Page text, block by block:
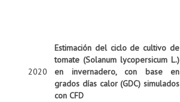
2020
Estimación del ciclo de cultivo de
tomate (Solanum lycopersicum L.)
en invernadero, con base en
grados días calor (GDC) simulados
con CFD